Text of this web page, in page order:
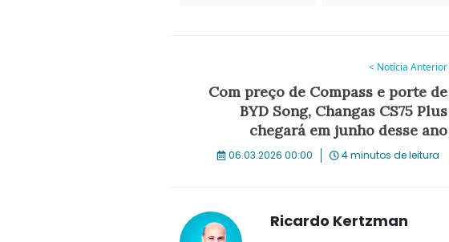
< Notícia Anterior
Com preço de Compass e porte de
BYD Song, Changas CS75 Plus
chegará em junho desse ano
06.03.2026 00:00 4 minutos de leitura
Ricardo Kertzman